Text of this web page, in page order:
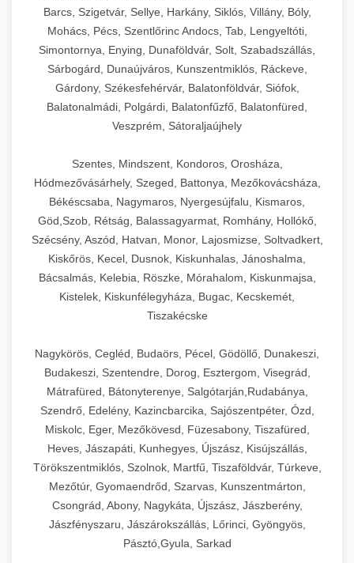
Barcs, Szigetvár, Sellye, Harkány, Siklós, Villány, Bóly,
Mohács, Pécs, Szentlőrinc Andocs, Tab, Lengyeltóti,
Simontornya, Enying, Dunaföldvár, Solt, Szabadszállás,
Sárbogárd, Dunaújváros, Kunszentmiklós, Ráckeve,
Gárdony, Székesfehérvár, Balatonföldvár, Siófok,
Balatonalmádi, Polgárdi, Balatonfűzfő, Balatonfüred,
Veszprém, Sátoraljaújhely
Szentes, Mindszent, Kondoros, Orosháza,
Hódmezővásárhely, Szeged, Battonya, Mezőkovácsháza,
Békéscsaba, Nagymaros, Nyergesújfalu, Kismaros,
Göd,Szob, Rétság, Balassagyarmat, Romhány, Hollókő,
Szécsény, Aszód, Hatvan, Monor, Lajosmizse, Soltvadkert,
Kiskőrös, Kecel, Dusnok, Kiskunhalas, Jánoshalma,
Bácsalmás, Kelebia, Röszke, Mórahalom, Kiskunmajsa,
Kistelek, Kiskunfélegyháza, Bugac, Kecskemét,
Tiszakécske
Nagykörös, Cegléd, Budaörs, Pécel, Gödöllő, Dunakeszi,
Budakeszi, Szentendre, Dorog, Esztergom, Visegrád,
Mátrafüred, Bátonyterenye, Salgótarján,Rudabánya,
Szendrő, Edelény, Kazincbarcika, Sajószentpéter, Ózd,
Miskolc, Eger, Mezőkövesd, Füzesabony, Tiszafüred,
Heves, Jászapáti, Kunhegyes, Újszász, Kisújszállás,
Törökszentmiklós, Szolnok, Martfű, Tiszaföldvár, Túrkeve,
Mezőtúr, Gyomaendrőd, Szarvas, Kunszentmárton,
Csongrád, Abony, Nagykáta, Újszász, Jászberény,
Jászfényszaru, Jászárokszállás, Lőrinci, Gyöngyös,
Pásztó,Gyula, Sarkad